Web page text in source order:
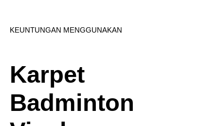
KEUNTUNGAN MENGGUNAKAN
Karpet
Badminton